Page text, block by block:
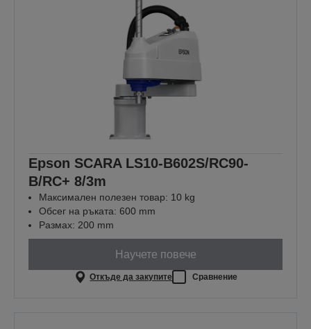
Epson SCARA LS10-B602S/RC90-
B/RC+ 8/3m
Максимален полезен товар: 10 kg
Обсег на ръката: 600 mm
Размах: 200 mm
Научете повече
Откъде да закупите Сравнение